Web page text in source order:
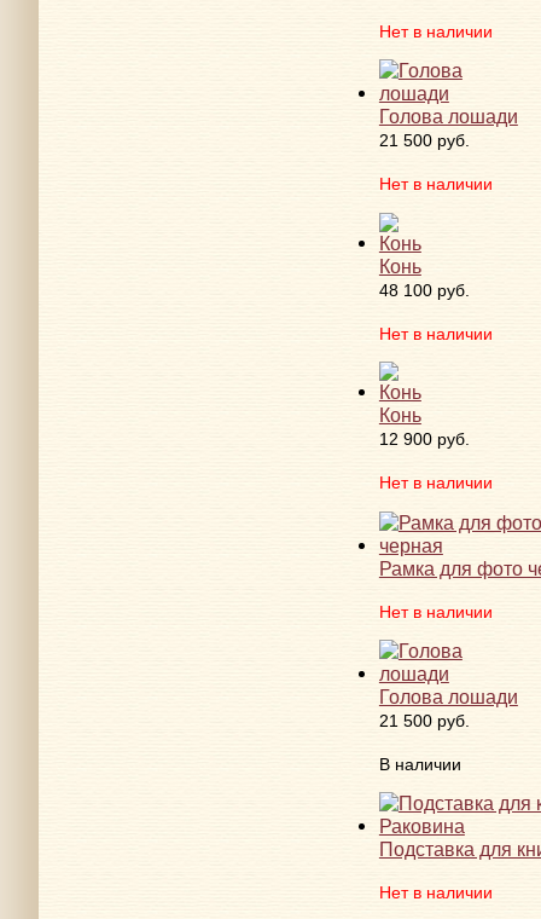
Нет в наличии
Голова лошади
21 500 руб.
Нет в наличии
Конь
48 100 руб.
Нет в наличии
Конь
12 900 руб.
Нет в наличии
Рамка для фото
Нет в наличии
Голова лошади
21 500 руб.
В наличии
Подставка для
Нет в наличии